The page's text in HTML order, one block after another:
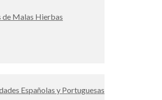
de Malas Hierbas
Españolas y Portuguesas